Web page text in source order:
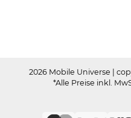
2026 Mobile Universe |
*Alle Preise inkl.